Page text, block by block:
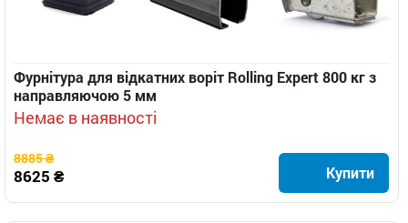
Фурнітура для відкатних воріт Rolling Expert 800 кг з
направляючою 5 мм
Немає в наявності
8885 ₴
8625 ₴ Купити